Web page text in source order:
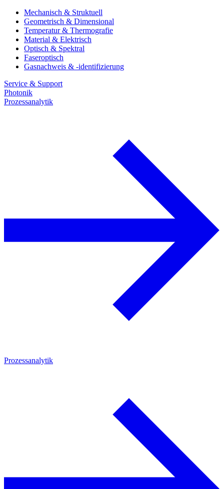
Mechanisch & Struktuell
Geometrisch & Dimensional
Temperatur & Thermografie
Material & Elektrisch
Optisch & Spektral
Faseroptisch
Gasnachweis & -identifizierung
Service & Support
Photonik
Prozessanalytik
Prozessanalytik